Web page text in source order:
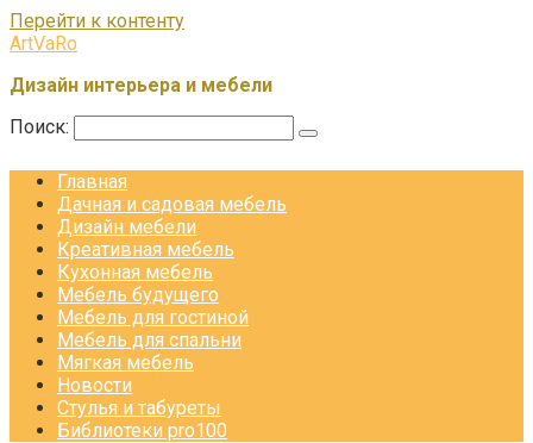
Перейти к контенту
ArtVaRo
Дизайн интерьера и мебели
Поиск:
Главная
Дачная и садовая мебель
Дизайн мебели
Креативная мебель
Кухонная мебель
Мебель будущего
Мебель для гостиной
Мебель для спальни
Мягкая мебель
Новости
Стулья и табуреты
Библиотеки pro100